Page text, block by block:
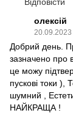
олексій
20.09.2023
Добрий день.
зазначено про
це можу
пускові токи ),
шумний ,
НАЙКРАЩА !